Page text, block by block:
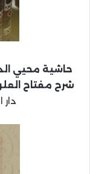
حاشية محيي
شرح مفتاح
دار